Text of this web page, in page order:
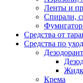
Ленты и
Спирали,
Средства от
Средства по
Крема